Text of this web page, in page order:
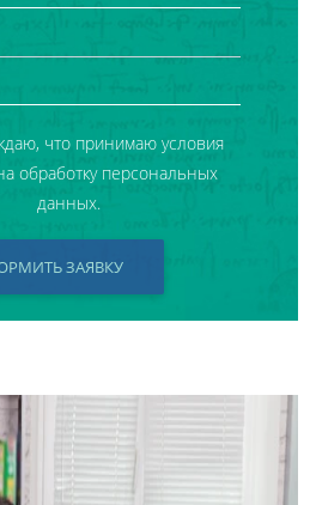
что принимаю условия
обработку персональных
данных.
ЗАЯВКУ